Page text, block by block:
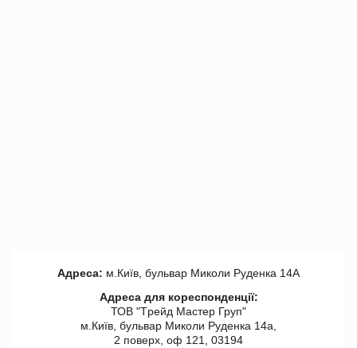
Адреса: м.Київ, бульвар Миколи Руденка 14А
Адреса для кореспонденції:
ТОВ "Tрейд Мастер Груп"
м.Київ, бульвар Миколи Руденка 14а,
2 поверх, оф 121, 03194